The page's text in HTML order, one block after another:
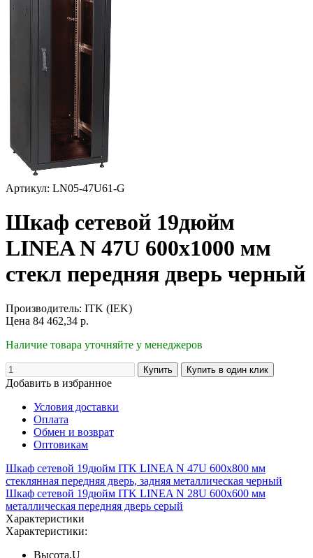
Артикул: LN05-47U61-G
Шкаф сетевой 19дюйм
LINEA N 47U 600х1000 мм
стекл передняя дверь черный
Производитель: ITK (IEK)
Цена 84 462,34 р.
Наличие товара уточняйте у менеджеров
Добавить в избранное
Условия доставки
Оплата
Обмен и возврат
Оптовикам
Шкаф сетевой 19дюйм ITK LINEA N 47U 600х800 мм
стеклянная передняя дверь, задняя металлическая черный
Шкаф сетевой 19дюйм ITK LINEA N 28U 600х600 мм
металлическая передняя дверь серый
Характеристики
Характеристики:
Высота,U